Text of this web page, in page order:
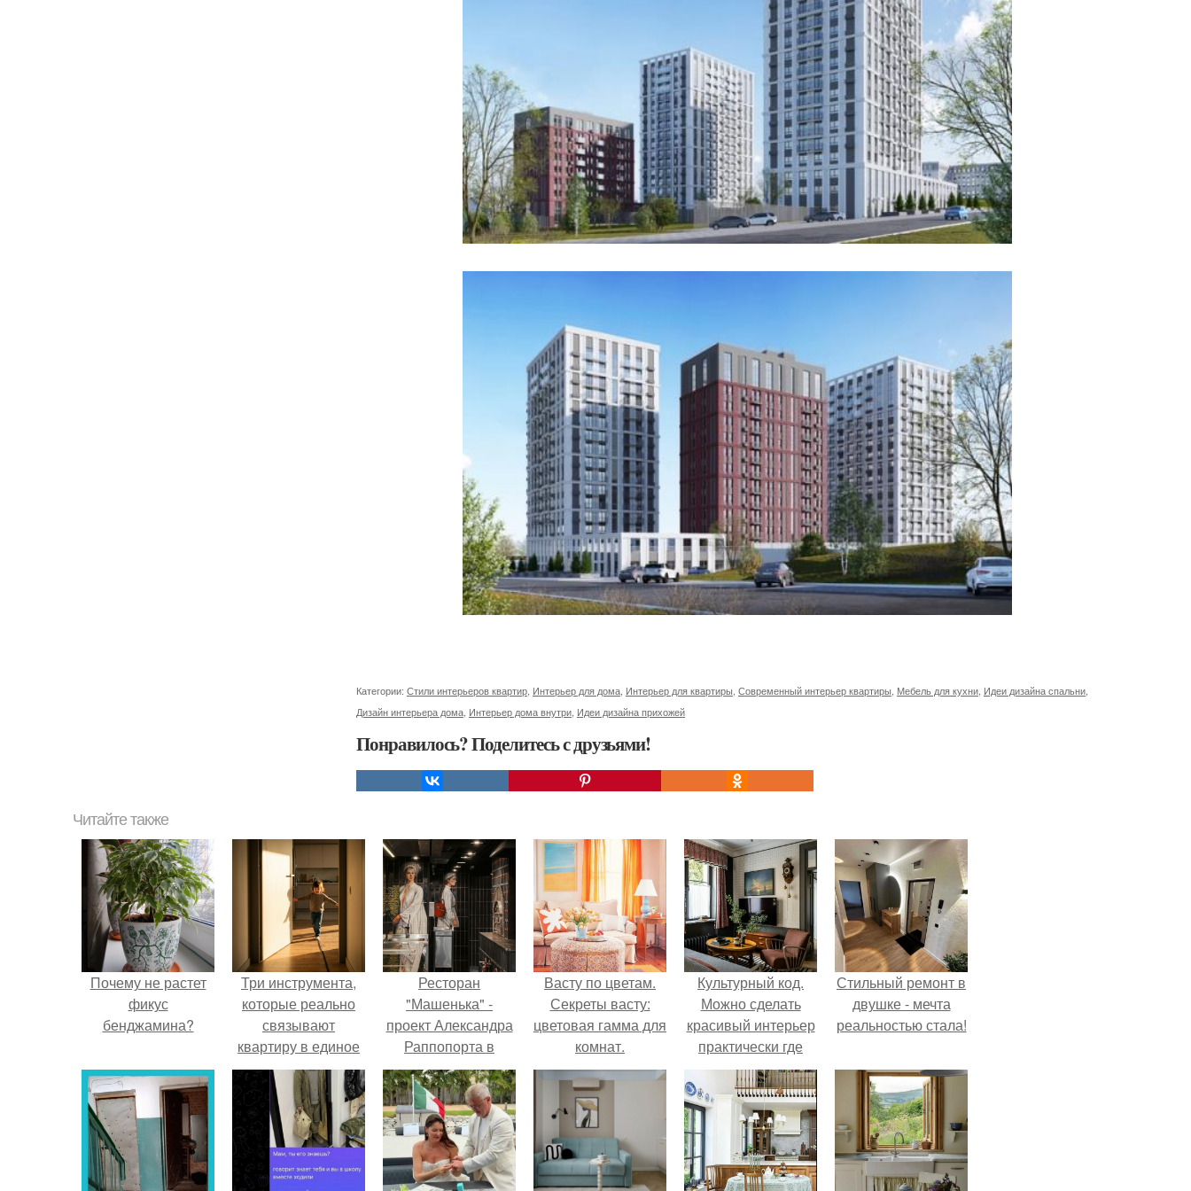
Категории: Стили интерьеров квартир, Интерьер для дома, Интерьер для квартиры, Современный интерьер квартиры, Мебель для кухни, Идеи дизайна спальни,
Дизайн интерьера дома, Интерьер дома внутри, Идеи дизайна прихожей
Понравилось? Поделитесь с друзьями!
Читайте также
Почему не растет
фикус
бенджамина?
Три инструмента,
которые реально
связывают
квартиру в единое
целое - и ни один из
них не требует
сносить стены.
Ресторан
"Машенька" -
проект Александра
Раппопорта в
"зарядье", где
каждый сантиметр
пространства
дышит русской
самобытностью.
Васту по цветам.
Секреты васту:
цветовая гамма для
комнат.
Культурный код.
Можно сделать
красивый интерьер
практически где
угодно.
Стильный ремонт в
двушке - мечта
реальностью стала!